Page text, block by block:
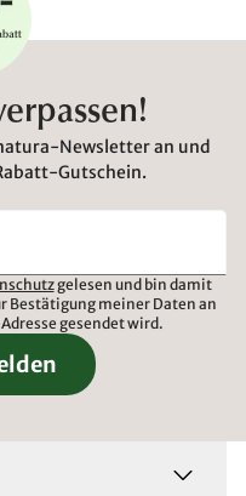
Newsletter an und
Gutschein.
gelesen und bin damit
Bestätigung meiner Daten an
gesendet wird.